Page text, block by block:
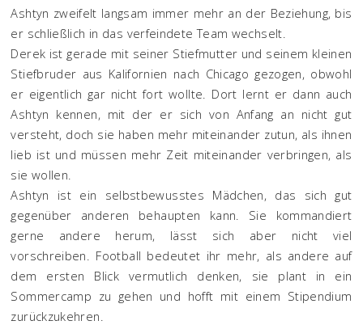
Ashtyn zweifelt langsam immer mehr an der Beziehung, bis
er schließlich in das verfeindete Team wechselt.
Derek ist gerade mit seiner Stiefmutter und seinem kleinen
Stiefbruder aus Kalifornien nach Chicago gezogen, obwohl
er eigentlich gar nicht fort wollte. Dort lernt er dann auch
Ashtyn kennen, mit der er sich von Anfang an nicht gut
versteht, doch sie haben mehr miteinander zutun, als ihnen
lieb ist und müssen mehr Zeit miteinander verbringen, als
sie wollen.
Ashtyn ist ein selbstbewusstes Mädchen, das sich gut
gegenüber anderen behaupten kann. Sie kommandiert
gerne andere herum, lässt sich aber nicht viel
vorschreiben. Football bedeutet ihr mehr, als andere auf
dem ersten Blick vermutlich denken, sie plant in ein
Sommercamp zu gehen und hofft mit einem Stipendium
zurückzukehren.